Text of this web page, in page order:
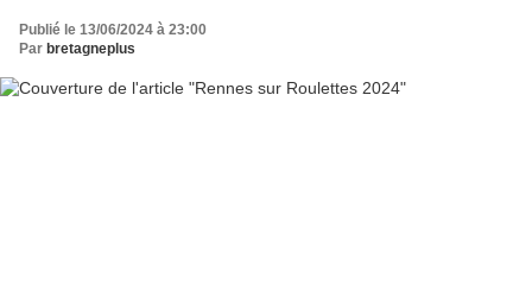
Publié le 13/06/2024 à 23:00
Par bretagneplus